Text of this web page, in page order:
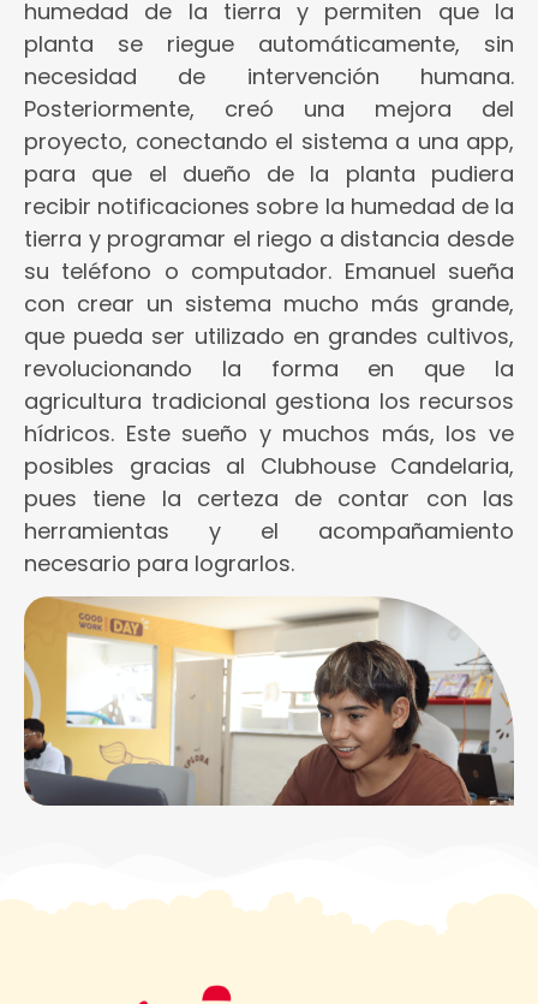
humedad de la tierra y permiten que la
planta se riegue automáticamente, sin
necesidad de intervención humana.
Posteriormente, creó una mejora del
proyecto, conectando el sistema a una app,
para que el dueño de la planta pudiera
recibir notificaciones sobre la humedad de la
tierra y programar el riego a distancia desde
su teléfono o computador. Emanuel sueña
con crear un sistema mucho más grande,
que pueda ser utilizado en grandes cultivos,
revolucionando la forma en que la
agricultura tradicional gestiona los recursos
hídricos. Este sueño y muchos más, los ve
posibles gracias al Clubhouse Candelaria,
pues tiene la certeza de contar con las
herramientas y el acompañamiento
necesario para lograrlos.